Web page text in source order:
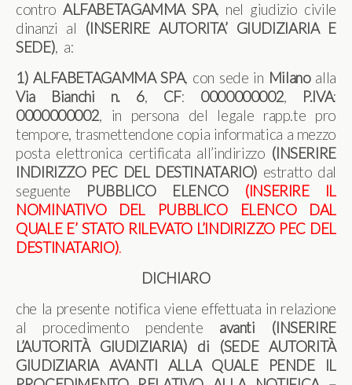
contro ALFABETAGAMMA SPA, nel giudizio civile
dinanzi al (INSERIRE AUTORITA’ GIUDIZIARIA E
SEDE), a:
1) ALFABETAGAMMA SPA, con sede in Milanoalla
Via Bianchi n. 6, CF: 0000000002, P.IVA:
0000000002, in persona del legale rapp.te pro
tempore, trasmettendone copia informatica a mezzo
posta elettronica certificata all’indirizzo (INSERIRE
INDIRIZZO PEC DEL DESTINATARIO) estratto dal
seguente PUBBLICO ELENCO (INSERIRE IL
NOMINATIVO DEL PUBBLICO ELENCO DAL
QUALE E’ STATO RILEVATO L’INDIRIZZO PEC DEL
DESTINATARIO).
DICHIARO
che la presente notifica viene effettuata in relazione
al procedimento pendente avanti (INSERIRE
L’AUTORITÀ GIUDIZIARIA) di (SEDE AUTORITÀ
GIUDIZIARIA AVANTI ALLA QUALE PENDE IL